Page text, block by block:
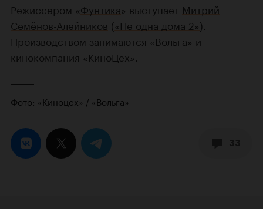
Режиссером «Фунтика» выступает Митрий
Семёнов-Алейников («Не одна дома 2»).
Производством занимаются «Вольга» и
кинокомпания «КиноЦех».
Фото: «Киноцех» / «Вольга»